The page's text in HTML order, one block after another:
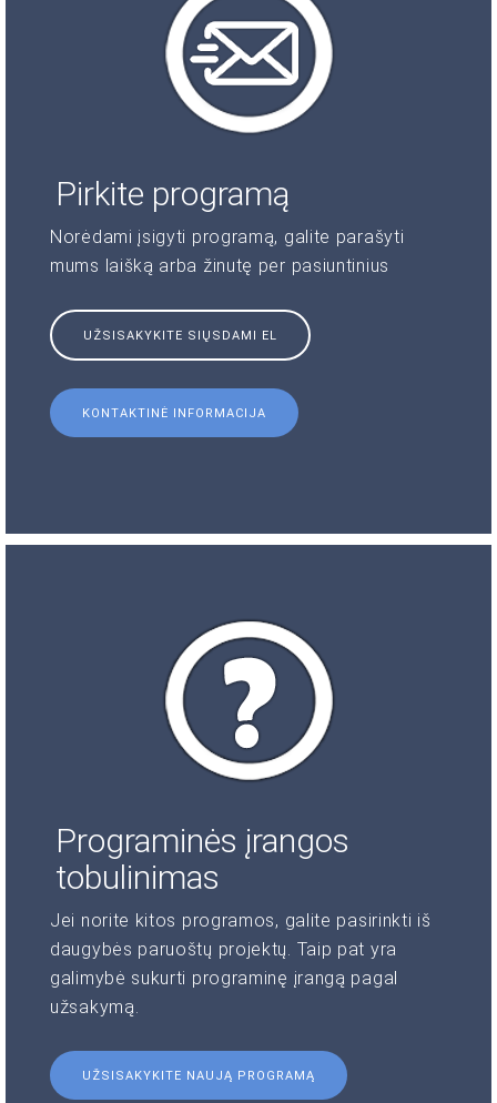
Pirkite programą
Norėdami įsigyti programą, galite parašyti
mums laišką arba žinutę per pasiuntinius
UŽSISAKYKITE SIŲSDAMI EL
KONTAKTINĖ INFORMACIJA
Programinės įrangos
tobulinimas
Jei norite kitos programos, galite pasirinkti iš
daugybės paruoštų projektų. Taip pat yra
galimybė sukurti programinę įrangą pagal
užsakymą.
UŽSISAKYKITE NAUJĄ PROGRAMĄ